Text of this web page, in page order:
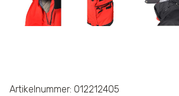
Artikelnummer: 012212405